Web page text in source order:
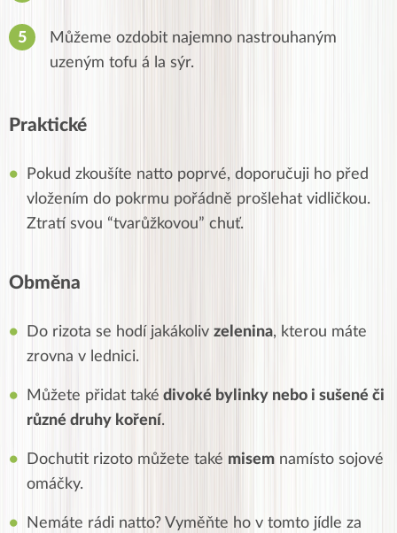
Můžeme ozdobit najemno nastrouhaným
uzeným tofu á la sýr.
Praktické
Pokud zkoušíte natto poprvé, doporučuji ho před
vložením do pokrmu pořádně prošlehat vidličkou.
Ztratí svou “tvarůžkovou” chuť.
Obměna
Do rizota se hodí jakákoliv zelenina, kterou máte
zrovna v lednici.
Můžete přidat také divoké bylinky nebo i sušené či
různé druhy koření.
Dochutit rizoto můžete také misem namísto sojové
omáčky.
Nemáte rádi natto? Vyměňte ho v tomto jídle za